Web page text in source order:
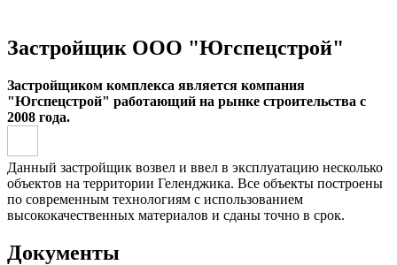
Застройщик ООО "Югспецстрой"
Застройщиком комплекса является компания
"Югспецстрой" работающий на рынке строительства с
2008 года.
Данный застройщик возвел и ввел в эксплуатацию несколько
объектов на территории Геленджика. Все объекты построены
по современным технологиям с использованием
высококачественных материалов и сданы точно в срок.
Документы